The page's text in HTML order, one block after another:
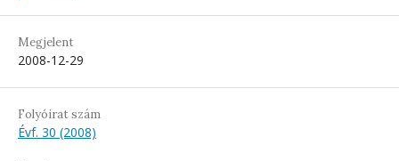
Megjelent
2008-12-29
Folyóirat szám
Évf. 30 (2008)